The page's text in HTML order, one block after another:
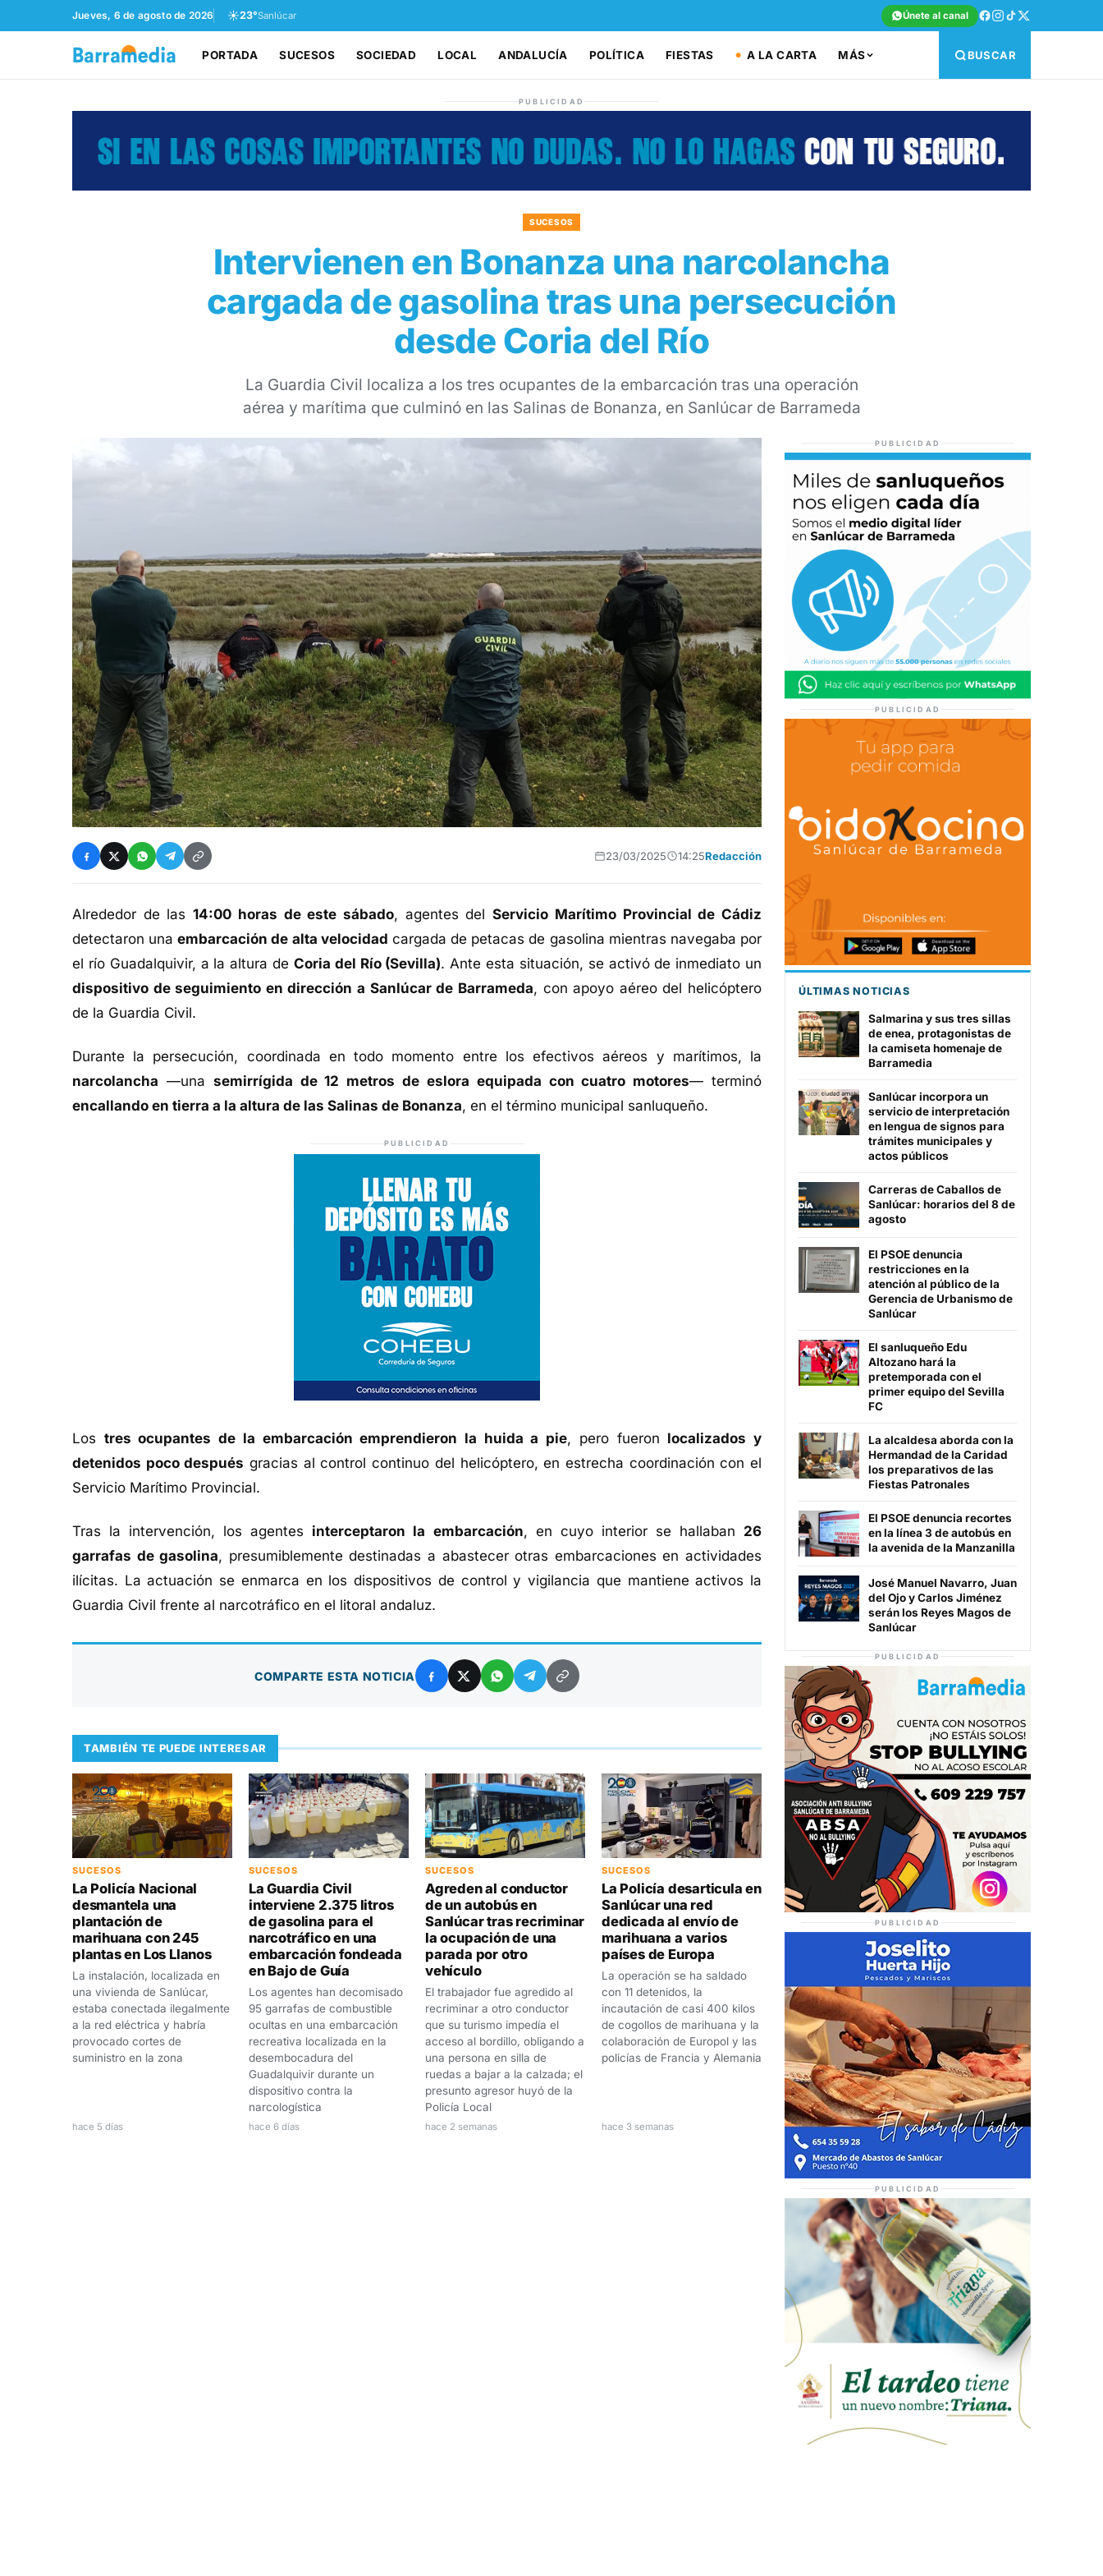
Jueves, 6 de agosto de 2026 ☀️23°Sanlúcar Únete al canal
PORTADA SUCESOS SOCIEDAD LOCAL ANDALUCÍA POLÍTICA FIESTAS A LA CARTA MÁS BUSCAR
PUBLICIDAD
SUCESOS
Intervienen en Bonanza una narcolancha
cargada de gasolina tras una persecución
desde Coria del Río
La Guardia Civil localiza a los tres ocupantes de la embarcación tras una operación
aérea y marítima que culminó en las Salinas de Bonanza, en Sanlúcar de Barrameda
23/03/2025 14:25Redacción
Alrededor de las14:00 horas de este sábado, agentes delServicio Marítimo Provincial de Cádiz
detectaron unaembarcación de alta velocidad cargada de petacas de gasolina mientras navegaba por
el río Guadalquivir, a la altura de Coria del Río (Sevilla). Ante esta situación, se activó de inmediato un
dispositivo de seguimiento en dirección a Sanlúcar de Barrameda, con apoyo aéreo del helicóptero
de la Guardia Civil.
Durante la persecución, coordinada en todo momento entre los efectivos aéreos y marítimos, la
narcolancha —una semirrígida de 12 metros de eslora equipada con cuatro motores— terminó
encallando en tierra a la altura de las Salinas de Bonanza, en el término municipal sanluqueño.
PUBLICIDAD
Los tres ocupantes de la embarcación emprendieron la huida a pie, pero fueron localizados y
detenidos poco después gracias al control continuo del helicóptero, en estrecha coordinación con el
Servicio Marítimo Provincial.
Tras la intervención, los agentes interceptaron la embarcación, en cuyo interior se hallaban 26
garrafas de gasolina, presumiblemente destinadas a abastecer otras embarcaciones en actividades
ilícitas. La actuación se enmarca en los dispositivos de control y vigilancia que mantiene activos la
Guardia Civil frente al narcotráfico en el litoral andaluz.
COMPARTE ESTA NOTICIA
TAMBIÉN TE PUEDE INTERESAR
SUCESOS
La Policía Nacional
desmantela una
plantación de
marihuana con 245
plantas en Los Llanos
La instalación, localizada en
una vivienda de Sanlúcar,
estaba conectada ilegalmente
a la red eléctrica y habría
provocado cortes de
suministro en la zona
hace 5 días
SUCESOS
La Guardia Civil
interviene 2.375 litros
de gasolina para el
narcotráfico en una
embarcación fondeada
en Bajo de Guía
Los agentes han decomisado
95 garrafas de combustible
ocultas en una embarcación
recreativa localizada en la
desembocadura del
Guadalquivir durante un
dispositivo contra la
narcologística
hace 6 días
SUCESOS
Agreden al conductor
de un autobús en
Sanlúcar tras recriminar
la ocupación de una
parada por otro
vehículo
El trabajador fue agredido al
recriminar a otro conductor
que su turismo impedía el
acceso al bordillo, obligando a
una persona en silla de
ruedas a bajar a la calzada; el
presunto agresor huyó de la
Policía Local
hace 2 semanas
SUCESOS
La Policía desarticula en
Sanlúcar una red
dedicada al envío de
marihuana a varios
países de Europa
La operación se ha saldado
con 11 detenidos, la
incautación de casi 400 kilos
de cogollos de marihuana y la
colaboración de Europol y las
policías de Francia y Alemania
hace 3 semanas
PUBLICIDAD
PUBLICIDAD
ÚLTIMAS NOTICIAS
Salmarina y sus tres sillas
de enea, protagonistas de
la camiseta homenaje de
Barramedia
Sanlúcar incorpora un
servicio de interpretación
en lengua de signos para
trámites municipales y
actos públicos
Carreras de Caballos de
Sanlúcar: horarios del 8 de
agosto
El PSOE denuncia
restricciones en la
atención al público de la
Gerencia de Urbanismo de
Sanlúcar
El sanluqueño Edu
Altozano hará la
pretemporada con el
primer equipo del Sevilla
FC
La alcaldesa aborda con la
Hermandad de la Caridad
los preparativos de las
Fiestas Patronales
El PSOE denuncia recortes
en la línea 3 de autobús en
la avenida de la Manzanilla
José Manuel Navarro, Juan
del Ojo y Carlos Jiménez
serán los Reyes Magos de
Sanlúcar
PUBLICIDAD
PUBLICIDAD
PUBLICIDAD